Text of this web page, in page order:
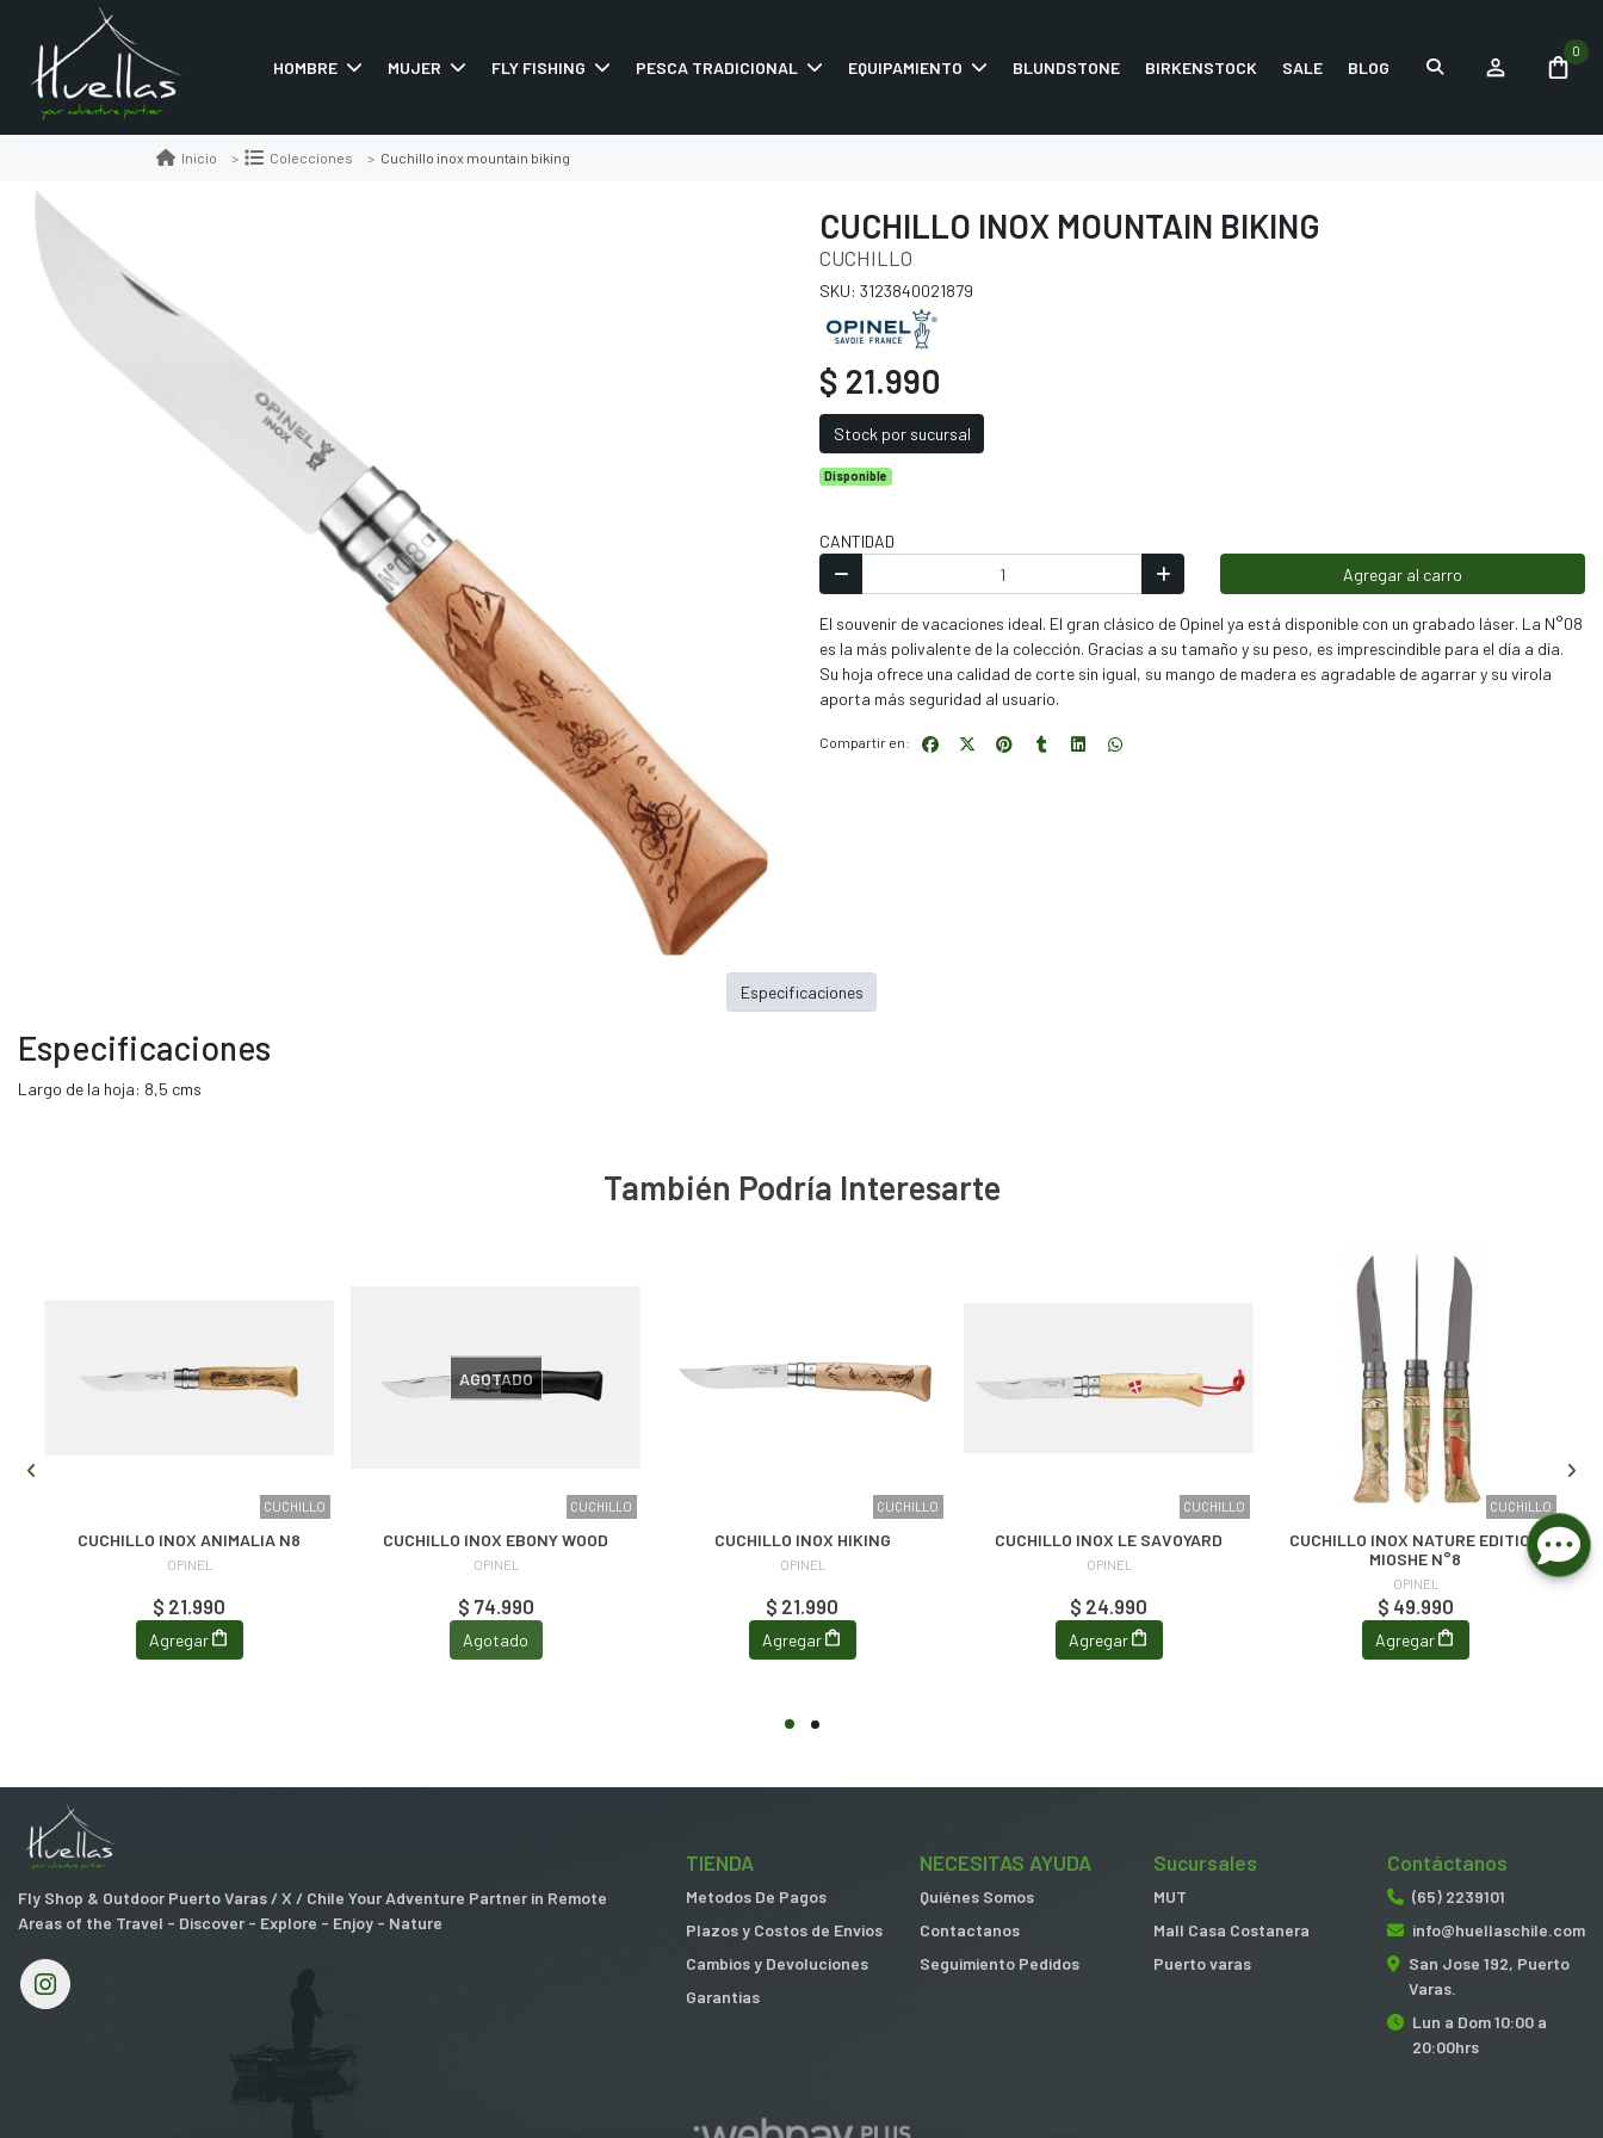
HOMBRE MUJER FLY FISHING PESCA TRADICIONAL EQUIPAMIENTO BLUNDSTONE BIRKENSTOCK SALE BLOG
0
Inicio Colecciones Cuchillo inox mountain biking
CUCHILLO INOX MOUNTAIN BIKING
CUCHILLO
SKU: 3123840021879
$ 21.990
Stock por sucursal
Disponible
CANTIDAD
Agregar al carro
El souvenir de vacaciones ideal. El gran clásico de Opinel ya está disponible con un grabado láser. La N°08
es la más polivalente de la colección. Gracias a su tamaño y su peso, es imprescindible para el día a día.
Su hoja ofrece una calidad de corte sin igual, su mango de madera es agradable de agarrar y su virola
aporta más seguridad al usuario.
Compartir en:
Especificaciones
Largo de la hoja: 8,5 cms
Especificaciones
También Podría Interesarte
CUCHILLO
CUCHILLO INOX ANIMALIA N8
OPINEL
$ 21.990
Agregar
CUCHILLO
AGOTADO
CUCHILLO INOX EBONY WOOD
OPINEL
$ 74.990
Agotado
CUCHILLO
CUCHILLO INOX HIKING
OPINEL
$ 21.990
Agregar
CUCHILLO
CUCHILLO INOX LE SAVOYARD
OPINEL
$ 24.990
Agregar
CUCHILLO
CUCHILLO INOX NATURE EDITION
MIOSHE N°8
OPINEL
$ 49.990
Agregar
Fly Shop & Outdoor Puerto Varas / X / Chile Your Adventure Partner in Remote
Areas of the Travel - Discover - Explore - Enjoy - Nature
TIENDA
Metodos De Pagos
Plazos y Costos de Envios
Cambios y Devoluciones
Garantias
NECESITAS AYUDA
Quiénes Somos
Contactanos
Seguimiento Pedidos
Sucursales
MUT
Mall Casa Costanera
Puerto varas
Contáctanos
(65) 2239101
info@huellaschile.com
San Jose 192, Puerto
Varas.
Lun a Dom 10:00 a
20:00hrs